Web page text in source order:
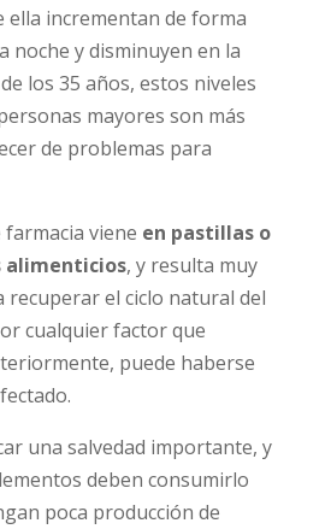
ella incrementan de forma
noche y disminuyen en la
los 35 años, estos niveles
mayores son más
de problemas para
viene en pastillas o
alimenticios, y resulta muy
recuperar el ciclo natural del
cualquier factor que
puede haberse
una salvedad importante, y
deben consumirlo
poca producción de